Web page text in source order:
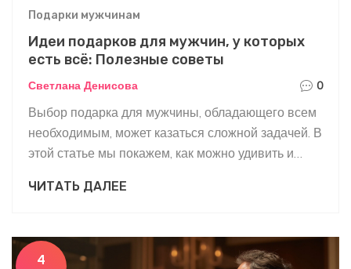
Подарки мужчинам
Идеи подарков для мужчин, у которых
есть всё: Полезные советы
Светлана Денисова 0
Выбор подарка для мужчины, обладающего всем
необходимым, может казаться сложной задачей. В
этой статье мы покажем, как можно удивить и
роскошные, но и душевные, оригинальные
которые помогут подобрать идеальный подарок
для богатого мужчины. Также затронем тему
ЧИТАТЬ ДАЛЕЕ
4